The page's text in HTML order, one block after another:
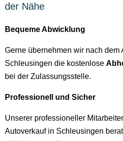
der Nähe
Bequeme Abwicklung
Gerne übernehmen wir nach dem
Schleusingen die kostenlose
bei der Zulassungsstelle.
Professionell und Sicher
Unserer professioneller
Autoverkauf in Schleusingen